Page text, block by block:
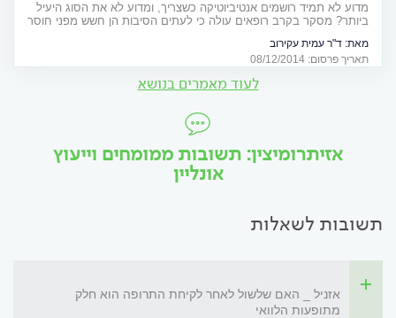
מדוע לא תמיד רושמים אנטיביוטיקה כשצריך, ומדוע לא את הסוג היעיל
ביותר? מסקר בקרב רופאים עולה כי לעתים הסיבות הן חשש מפני חוסר
מאת: ד"ר עמית עקירוב
תאריך פרסום: 08/12/2014
לעוד מאמרים בנושא
אזיתרומיצין: תשובות ממומחים וייעוץ
אונליין
תשובות לשאלות
אזניל _ האם שלשול לאחר לקיחת התרופה הוא חלק
מתופעות הלוואי